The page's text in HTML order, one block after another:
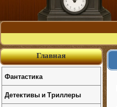
Главная
Фантастика
Детективы и Триллеры